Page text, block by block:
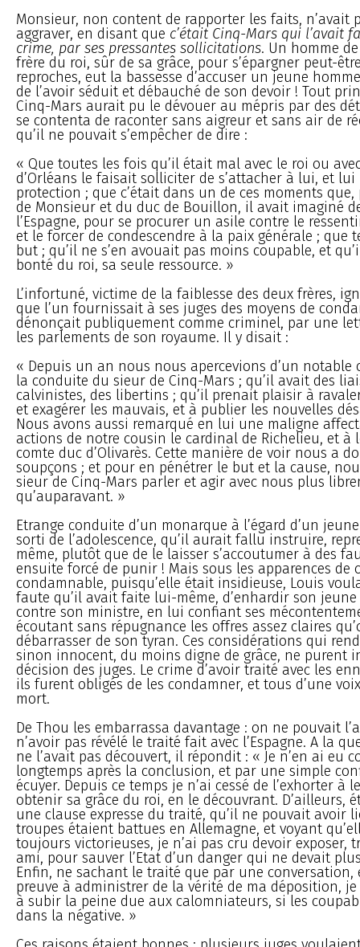
Monsieur, non content de rapporter les faits, n’avait
aggraver, en disant que c’était Cinq-Mars qui l’avait
crime, par ses pressantes sollicitations. Un homme
frère du roi, sûr de sa grâce, pour s’épargner peut-
reproches, eut la bassesse d’accuser un jeune
de l’avoir séduit et débauché de son devoir ! Tout
Cinq-Mars aurait pu le dévouer au mépris par des
se contenta de raconter sans aigreur et sans air de
qu’il ne pouvait s’empêcher de dire :
« Que toutes les fois qu’il était mal avec le roi ou
d’Orléans le faisait solliciter de s’attacher à lui, et
protection ; que c’était dans un de ces moments
de Monsieur et du duc de Bouillon, il avait imaginé
l’Espagne, pour se procurer un asile contre le
et le forcer de condescendre à la paix générale ; que
but ; qu’il ne s’en avouait pas moins coupable, et
bonté du roi, sa seule ressource. »
L’infortuné, victime de la faiblesse des deux frères,
que l’un fournissait à ses juges des moyens de
dénonçait publiquement comme criminel, par une
les parlements de son royaume. Il y disait :
« Depuis un an nous nous apercevions d’un notable
la conduite du sieur de Cinq-Mars ; qu’il avait des
calvinistes, des libertins ; qu’il prenait plaisir à
et exagérer les mauvais, et à publier les nouvelles
Nous avons aussi remarqué en lui une maligne
actions de notre cousin le cardinal de Richelieu, et à
comte duc d’Olivarès. Cette manière de voir nous a
soupçons ; et pour en pénétrer le but et la cause,
sieur de Cinq-Mars parler et agir avec nous plus
qu’auparavant. »
Etrange conduite d’un monarque à l’égard d’un
sorti de l’adolescence, qu’il aurait fallu instruire,
même, plutôt que de le laisser s’accoutumer à des
ensuite forcé de punir ! Mais sous les apparences de
condamnable, puisqu’elle était insidieuse, Louis
faute qu’il avait faite lui-même, d’enhardir son
contre son ministre, en lui confiant ses
écoutant sans répugnance les offres assez claires
débarrasser de son tyran. Ces considérations qui
sinon innocent, du moins digne de grâce, ne purent
décision des juges. Le crime d’avoir traité avec les
ils furent obligés de les condamner, et tous d’une
mort.
De Thou les embarrassa davantage : on ne pouvait
n’avoir pas révélé le traité fait avec l’Espagne. A la
ne l’avait pas découvert, il répondit : « Je n’en ai eu
longtemps après la conclusion, et par une simple
écuyer. Depuis ce temps je n’ai cessé de l’exhorter à
obtenir sa grâce du roi, en le découvrant. D’ailleurs,
une clause expresse du traité, qu’il ne pouvait avoir
troupes étaient battues en Allemagne, et voyant
toujours victorieuses, je n’ai pas cru devoir exposer,
ami, pour sauver l’Etat d’un danger qui ne devait
Enfin, ne sachant le traité que par une conversation,
preuve à administrer de la vérité de ma déposition, je
à subir la peine due aux calomniateurs, si les
dans la négative. »